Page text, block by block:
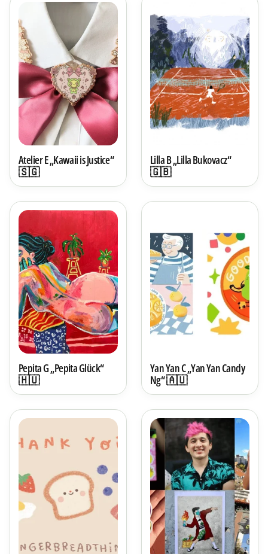
Atelier E „Kawaii is Justice“
🇸🇬
Lilla B „Lilla Bukovacz“
🇬🇧
Pepita G „Pepita Glück“
🇭🇺
Yan Yan C „Yan Yan Candy
Ng“ 🇦🇺